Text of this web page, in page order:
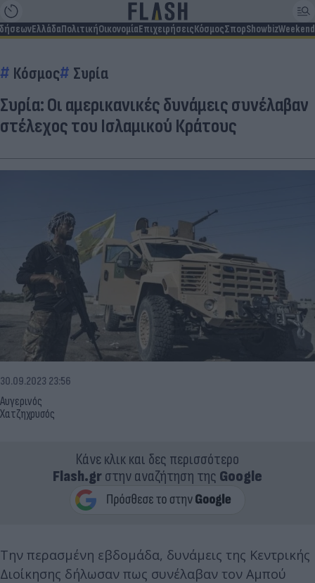
ΕλλάδαΠολιτικήΟικονομίαΕπιχειρήσειςΚόσμοςΣπορShowbizWeekend
Κόσμος Συρία
Συρία: Οι αμερικανικές δυνάμεις συνέλαβαν
στέλεχος του Ισλαμικού Κράτους
Αυγερινός
Χατζηχρυσός
30.09.2023 23:56
Κάνε κλικ και δες περισσότερο
Flash.grστην αναζήτηση της Google
Την περασμένη εβδομάδα, δυνάμεις της Κεντρικής
Διοίκησης δήλωσαν πως συνέλαβαν τον Αμπού